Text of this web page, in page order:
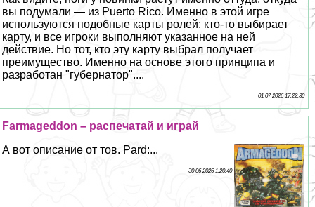
вы подумали — из Puerto Rico. Именно в этой игре
используются подобные карты ролей: кто-то выбирает
карту, и все игроки выполняют указанное на ней
действие. Но тот, кто эту карту выбрал получает
преимущество. Именно на основе этого принципа и
разработан "губернатор"....
01 07 2026 17:22:30
Farmageddon – распечатай и играй
А вот описание от тов. Pard:...
30 06 2026 1:20:40